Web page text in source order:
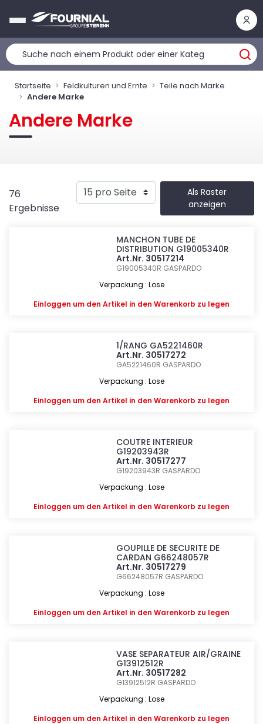
Startseite Feldkulturen und Ernte
Teile nach Marke
Andere Marke
Andere Marke
76
Ergebnisse
Als Raster
anzeigen
MANCHON TUBE DE
DISTRIBUTION G19005340R
Art.Nr. 30517214
G19005340R GASPARDO
Verpackung : Lose
Einloggen um den Artikel in den Warenkorb zu legen
1/RANG GA5221460R
Art.Nr. 30517272
GA5221460R GASPARDO
Verpackung : Lose
Einloggen um den Artikel in den Warenkorb zu legen
COUTRE INTERIEUR
G19203943R
Art.Nr. 30517277
G19203943R GASPARDO
Verpackung : Lose
Einloggen um den Artikel in den Warenkorb zu legen
GOUPILLE DE SECURITE DE
CARDAN G66248057R
Art.Nr. 30517279
G66248057R GASPARDO
Verpackung : Lose
Einloggen um den Artikel in den Warenkorb zu legen
VASE SEPARATEUR AIR/GRAINE
G13912512R
Art.Nr. 30517282
G13912512R GASPARDO
Verpackung : Lose
Einloggen um den Artikel in den Warenkorb zu legen